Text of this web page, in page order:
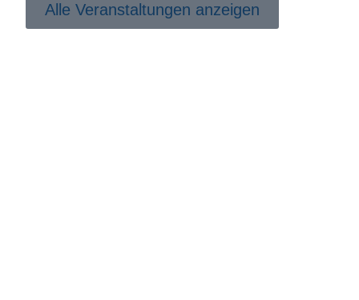
Alle Veranstaltungen anzeigen